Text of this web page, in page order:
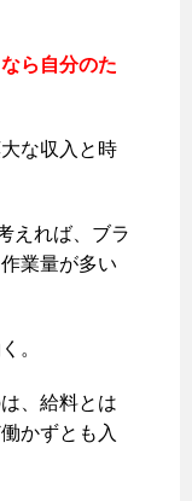
ら自分のた
な収入と時
えれば、ブラ
業量が多い
。
、給料とは
かずとも入